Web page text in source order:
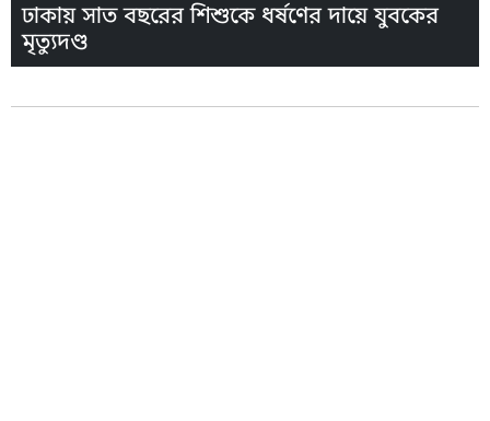
ঢাকায় সাত বছরের শিশুকে ধর্ষণের দায়ে যুবকের
মৃত্যুদণ্ড